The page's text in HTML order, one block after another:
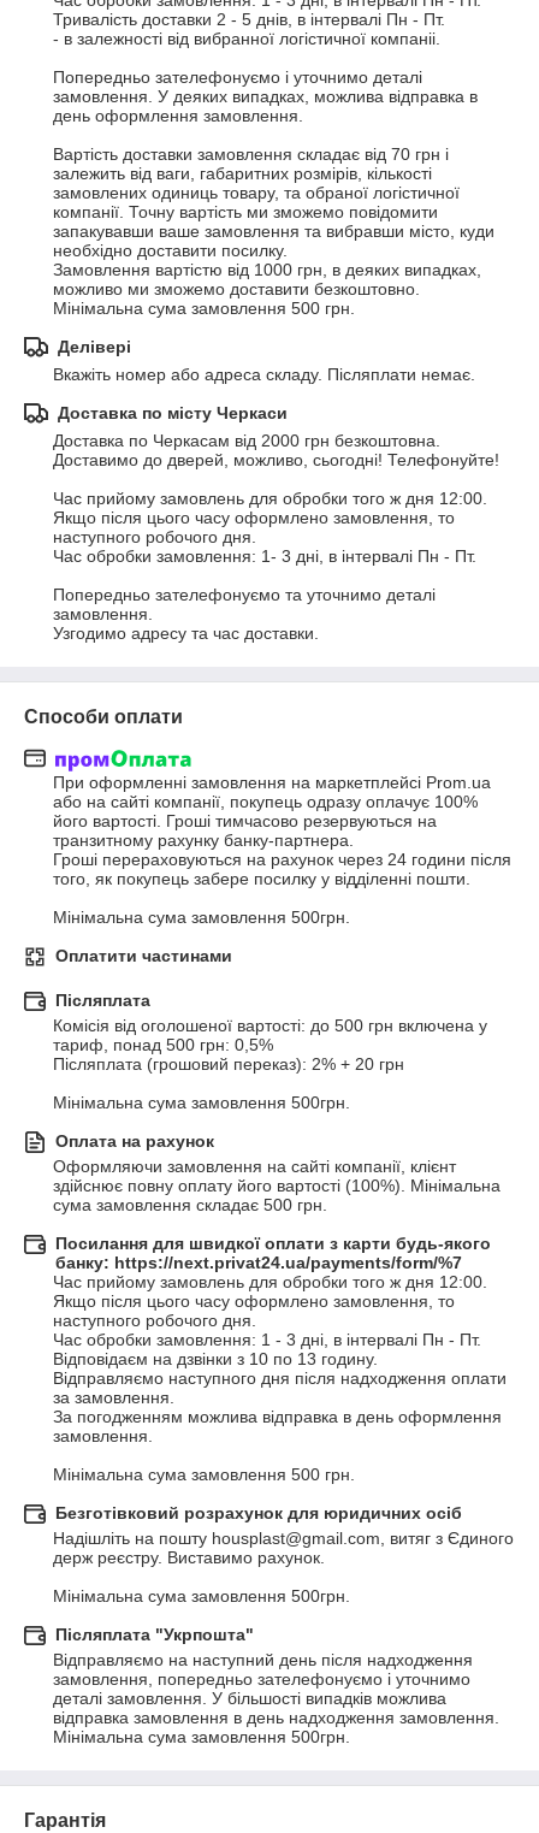
Тривалість доставки 2 - 5 днів, в інтервалі Пн - Пт.
- в залежності від вибранної логістичної компаніі.
Попередньо зателефонуємо і уточнимо деталі
замовлення. У деяких випадках, можлива відправка в
день оформлення замовлення.
Вартість доставки замовлення складає від 70 грн і
залежить від ваги, габаритних розмірів, кількості
замовлених одиниць товару, та обраної логістичної
компанії. Точну вартість ми зможемо повідомити
запакувавши ваше замовлення та вибравши місто, куди
необхідно доставити посилку.
Замовлення вартістю від 1000 грн, в деяких випадках,
можливо ми зможемо доставити безкоштовно.
Мінімальна сума замовлення 500 грн.
Делівері
Вкажіть номер або адреса складу. Післяплати немає.
Доставка по місту Черкаси
Доставка по Черкасам від 2000 грн безкоштовна.
Доставимо до дверей, можливо, сьогодні! Телефонуйте!
Час прийому замовлень для обробки того ж дня 12:00.
Якщо після цього часу оформлено замовлення, то
наступного робочого дня.
Час обробки замовлення: 1- 3 дні, в інтервалі Пн - Пт.
Попередньо зателефонуємо та уточнимо деталі
замовлення.
Узгодимо адресу та час доставки.
Способи оплати
При оформленні замовлення на маркетплейсі Prom.ua
або на сайті компанії, покупець одразу оплачує 100%
його вартості. Гроші тимчасово резервуються на
транзитному рахунку банку-партнера.
Гроші перераховуються на рахунок через 24 години після
того, як покупець забере посилку у відділенні пошти.
Мінімальна сума замовлення 500грн.
Оплатити частинами
Післяплата
Комісія від оголошеної вартості: до 500 грн включена у
тариф, понад 500 грн: 0,5%
Післяплата (грошовий переказ): 2% + 20 грн
Мінімальна сума замовлення 500грн.
Оплата на рахунок
Оформляючи замовлення на сайті компанії, клієнт
здійснює повну оплату його вартості (100%). Мінімальна
сума замовлення складає 500 грн.
Посилання для швидкої оплати з карти будь-якого
банку: https://next.privat24.ua/payments/form/%7
Час прийому замовлень для обробки того ж дня 12:00.
Якщо після цього часу оформлено замовлення, то
наступного робочого дня.
Час обробки замовлення: 1 - 3 дні, в інтервалі Пн - Пт.
Відповідаєм на дзвінки з 10 по 13 годину.
Відправляємо наступного дня після надходження оплати
за замовлення.
За погодженням можлива відправка в день оформлення
замовлення.
Мінімальна сума замовлення 500 грн.
Безготівковий розрахунок для юридичних осіб
Надішліть на пошту housplast@gmail.com, витяг з Єдиного
держ реєстру. Виставимо рахунок.
Мінімальна сума замовлення 500грн.
Післяплата "Укрпошта"
Відправляємо на наступний день після надходження
замовлення, попередньо зателефонуємо і уточнимо
деталі замовлення. У більшості випадків можлива
відправка замовлення в день надходження замовлення.
Мінімальна сума замовлення 500грн.
Гарантія